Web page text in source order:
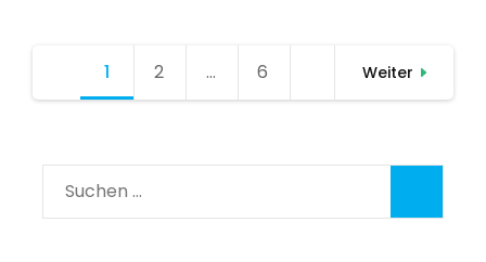
Seitennummerierung
1 Seite
2 … Seite
6 Weiter
Suchen
nach: